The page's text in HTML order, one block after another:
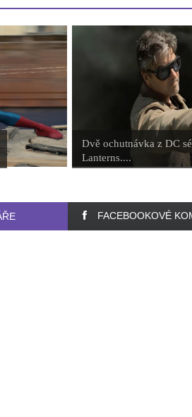
Dvě ochutnávka z DC
Lanterns....
FACEBOOKOVÉ